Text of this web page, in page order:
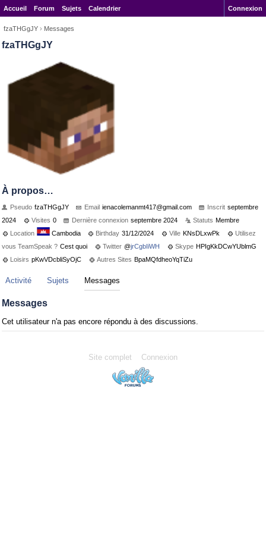
Accueil Forum Sujets Calendrier Connexion
fzaTHGgJY › Messages
fzaTHGgJY
À propos…
Pseudo fzaTHGgJY Email ienacolemanmt417@gmail.com Inscrit septembre
2024
Visites 0 Dernière connexion septembre 2024 Statuts Membre
Location
Cambodia Birthday 31/12/2024 Ville KNsDLxwPk
Utilisez
vous TeamSpeak ? Cest quoi Twitter @jrCgbIiWH Skype HPIgKkDCwYUblmG
Loisirs pKwVDcbliSyOjC Autres Sites BpaMQfdheoYqTiZu
Activité Sujets Messages
Messages
Cet utilisateur n'a pas encore répondu à des discussions.
Site complet Connexion